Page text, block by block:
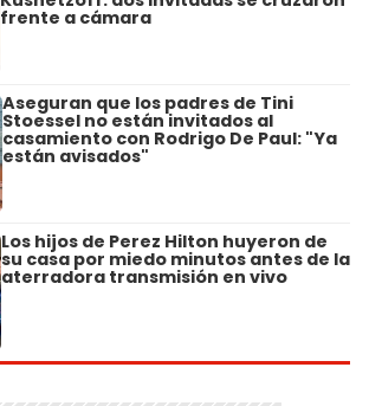
frente a cámara
Aseguran que los padres de Tini
Stoessel no están invitados al
casamiento con Rodrigo De Paul: "Ya
están avisados"
Los hijos de Perez Hilton huyeron de
su casa por miedo minutos antes de la
aterradora transmisión en vivo